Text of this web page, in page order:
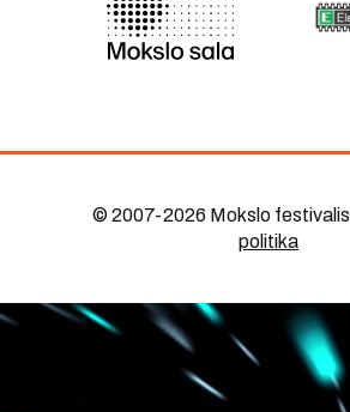
© 2007-2026 Mokslo festivalis
politika